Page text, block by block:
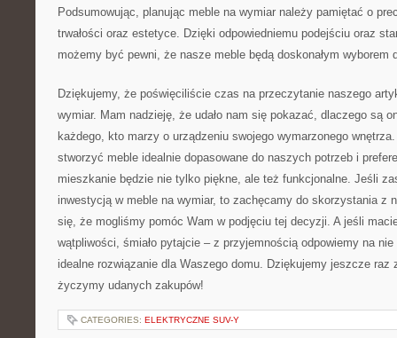
Podsumowując, planując meble⁤ na‌ wymiar należy pamiętać o
trwałości oraz estetyce. Dzięki odpowiedniemu podejściu oraz
możemy być pewni, że nasze meble będą doskonałym ⁢wyborem
Dziękujemy, że poświęciliście czas na przeczytanie‍ naszego
wymiar. Mam nadzieję, że udało‍ nam się pokazać, dlaczego są
każdego, kto marzy ⁣o urządzeniu swojego wymarzonego
stworzyć meble ‍idealnie dopasowane do naszych potrzeb i
mieszkanie będzie nie tylko piękne, ale też ‍funkcjonalne. Jeśli
inwestycją w meble na wymiar, to zachęcamy do skorzystania z
się, ‌że mogliśmy pomóc Wam w⁣ podjęciu tej decyzji. A jeśli
wątpliwości, śmiało pytajcie – z przyjemnością odpowiemy na
idealne ‌rozwiązanie ‍dla Waszego domu. Dziękujemy jeszcze raz
życzymy udanych zakupów!
CATEGORIES: ELEKTRYCZNE SUV-Y